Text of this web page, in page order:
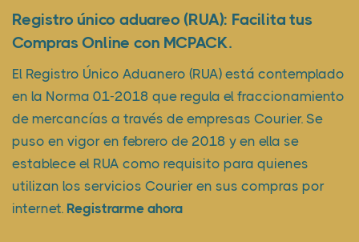
Registro único aduareo (RUA): Facilita tus
Compras Online con MCPACK.
El Registro Único Aduanero (RUA) está contemplado
en la Norma 01-2018 que regula el fraccionamiento
de mercancías a través de empresas Courier. Se
puso en vigor en febrero de 2018 y en ella se
establece el RUA como requisito para quienes
utilizan los servicios Courier en sus compras por
internet. Registrarme ahora